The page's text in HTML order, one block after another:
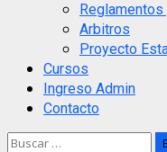
Arbitros
Proyecto
Cursos
Ingreso Admin
Contacto
Buscar: